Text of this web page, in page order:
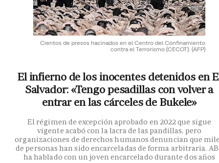
Cientos de presos hacinados en el Centro del Confinamiento
contra el Terrorismo (CECOT). (AFP)
El infierno de los inocentes detenidos en
Salvador: «Tengo pesadillas con volver a
entrar en las cárceles de Bukele»
El régimen de excepción aprobado en 2022 que sigue
vigente acabó con la lacra de las pandillas, pero
organizaciones de derechos humanos denuncian que
de personas han sido encarceladas de forma arbitraria.
ha hablado con un joven encarcelado durante dos años